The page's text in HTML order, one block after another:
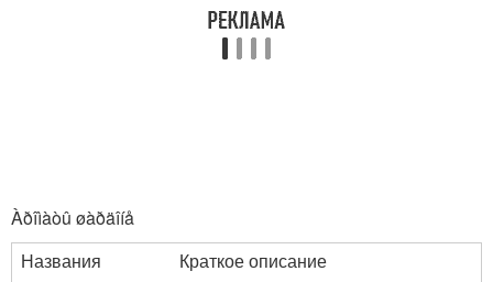
Àðîìàòû øàðäîíå
Названия
Краткое описание